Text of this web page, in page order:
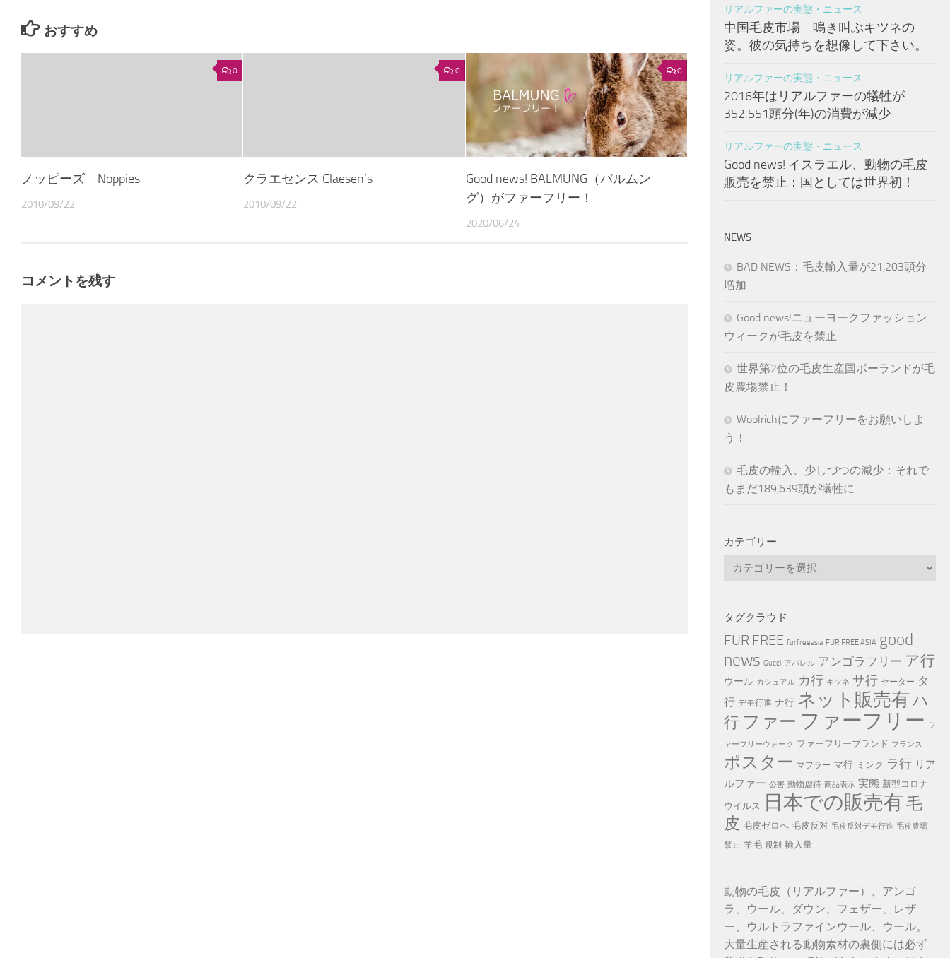
おすすめ
0
ノッピーズ Noppies
2010/09/22
0
クラエセンス Claesen’s
2010/09/22
0
Good news! BALMUNG（バルムン
グ）がファーフリー！
2020/06/24
コメントを残す
リアルファーの実態・ニュース
中国毛皮市場 鳴き叫ぶキツネの
姿。彼の気持ちを想像して下さい。
リアルファーの実態・ニュース
2016年はリアルファーの犠牲が
352,551 頭分(年)の消費が減少
リアルファーの実態・ニュース
Good news! イスラエル、動物の毛皮
販売を禁止：国としては世界初！
NEWS
BAD NEWS：毛皮輸入量が21,203頭分
増加
Good news!ニューヨークファッション
ウィークが毛皮を禁止
世界第2位の毛皮生産国ポーランドが毛
皮農場禁止！
Woolrichにファーフリーをお願いしよ
う！
毛皮の輸入、少しづつの減少：それで
もまだ189,639頭が犠牲に
カテゴリー
カ
リ
ー
タグクラウド
FUR FREE furfreeasia FUR FREE ASIA good
news Gucci アパレル アンゴラフリー ア行
ウール カジュアル カ行 キツネ サ行 セーター タ
行 デモ行進 ナ行 ネット販売有ハ
行 ファー ファーフリー フ
ァーフリーウォーク ファーフリーブランド フランス
ポスター マフラー マ行 ミンク ラ行 リア
ルファー 公害 動物虐待 商品表示 実態 新型コロナ
ウイルス 日本での販売有毛
皮 毛皮ゼロへ 毛皮反対 毛皮反対デモ行進 毛皮農場
禁止 羊毛 規制 輸入量
動物の毛皮（リアルファー）、アンゴ
ラ、ウール、ダウン、フェザー、レザ
ー、ウルトラファインウール、ウール。
大量生産される動物素材の裏側には必ず